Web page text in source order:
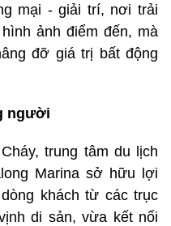
mại - giải trí, nơi trải
ảnh điểm đến, mà
đỡ giá trị bất động
người
trung tâm du lịch
Marina sở hữu lợi
khách từ các trục
di sản, vừa kết nối